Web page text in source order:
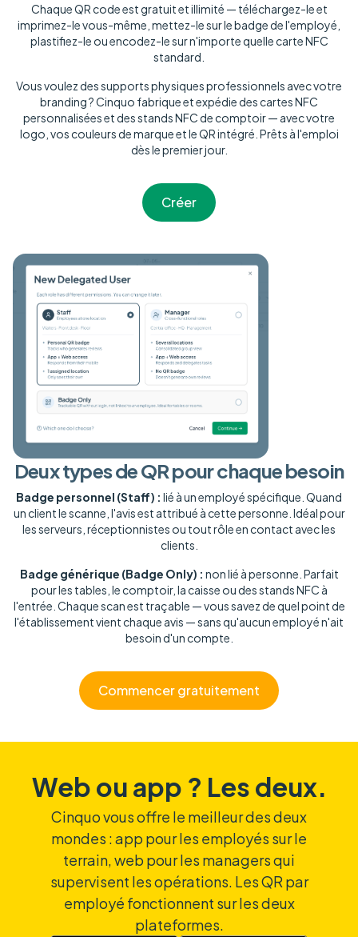
Chaque QR code est gratuit et illimité — téléchargez-le et
imprimez-le vous-même, mettez-le sur le badge de l'employé,
plastifiez-le ou encodez-le sur n'importe quelle carte NFC
standard.
Vous voulez des supports physiques professionnels avec votre
branding ? Cinquo fabrique et expédie des cartes NFC
personnalisées et des stands NFC de comptoir — avec votre
logo, vos couleurs de marque et le QR intégré. Prêts à l'emploi
dès le premier jour.
Créer
Deux types de QR pour chaque besoin
Badge personnel (Staff) : lié à un employé spécifique. Quand
un client le scanne, l'avis est attribué à cette personne. Idéal pour
les serveurs, réceptionnistes ou tout rôle en contact avec les
clients.
Badge générique (Badge Only) : non lié à personne. Parfait
pour les tables, le comptoir, la caisse ou des stands NFC à
l'entrée. Chaque scan est traçable — vous savez de quel point de
l'établissement vient chaque avis — sans qu'aucun employé n'ait
besoin d'un compte.
Commencer gratuitement
Web ou app ? Les deux.
Cinquo vous offre le meilleur des deux
mondes : app pour les employés sur le
terrain, web pour les managers qui
supervisent les opérations. Les QR par
employé fonctionnent sur les deux
plateformes.